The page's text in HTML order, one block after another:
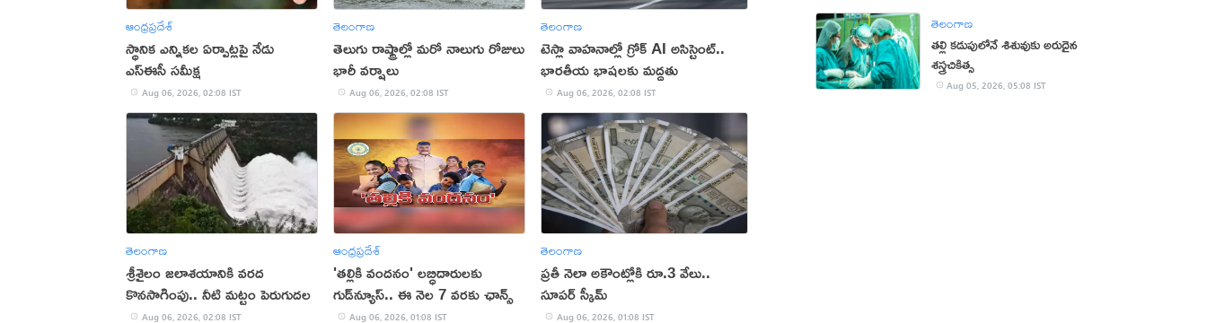
ఆంధ్రప్రదేశ్
స్థానిక ఎన్నికల ఏర్పాట్లపై నేడు
ఎస్ఈసీ సమీక్ష
Aug 06, 2026, 02:08 IST
తెలంగాణ
తెలుగు రాష్ట్రాల్లో మరో నాలుగు రోజులు
భారీ వర్షాలు
Aug 06, 2026, 02:08 IST
తెలంగాణ
టెస్లా వాహనాల్లో గ్రోక్ AI అసిస్టెంట్..
భారతీయ భాషలకు మద్దతు
Aug 06, 2026, 02:08 IST
తెలంగాణ
శ్రీశైలం జలాశయానికి వరద
కొనసాగింపు.. నీటి మట్టం పెరుగుదల
Aug 06, 2026, 02:08 IST
ఆంధ్రప్రదేశ్
'తల్లికి వందనం' లబ్ధిదారులకు
గుడ్‌న్యూస్.. ఈ నెల 7 వరకు ఛాన్స్
Aug 06, 2026, 01:08 IST
తెలంగాణ
ప్రతీ నెలా అకౌంట్లోకి రూ.3 వేలు..
సూపర్ స్కీమ్
Aug 06, 2026, 01:08 IST
తెలంగాణ
తల్లి కడుపులోనే శిశువుకు అరుదైన
శస్త్రచికిత్స
Aug 05, 2026, 05:08 IST